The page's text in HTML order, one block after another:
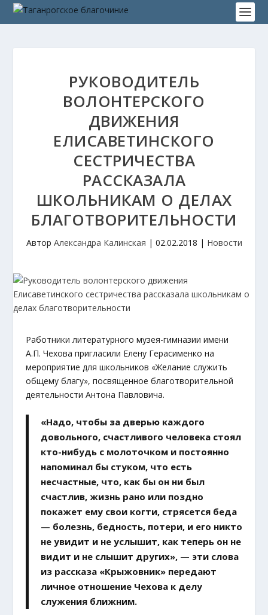
РУКОВОДИТЕЛЬ
ВОЛОНТЕРСКОГО
ДВИЖЕНИЯ
ЕЛИСАВЕТИНСКОГО
СЕСТРИЧЕСТВА
РАССКАЗАЛА
ШКОЛЬНИКАМ О ДЕЛАХ
БЛАГОТВОРИТЕЛЬНОСТИ
Автор Александра Калинская | 02.02.2018 | Новости
Работники литературного музея-гимназии имени
А.П. Чехова пригласили Елену Герасименко на
мероприятие для школьников «Желание служить
общему благу», посвященное благотворительной
деятельности Антона Павловича.
«Надо, чтобы за дверью каждого
довольного, счастливого человека стоял
кто-нибудь с молоточком и постоянно
напоминал бы стуком, что есть
несчастные, что, как бы он ни был
счастлив, жизнь рано или поздно
покажет ему свои когти, стрясется беда
— болезнь, бедность, потери, и его никто
не увидит и не услышит, как теперь он не
видит и не слышит других», — эти слова
из рассказа «Крыжовник» передают
личное отношение Чехова к делу
служения ближним.